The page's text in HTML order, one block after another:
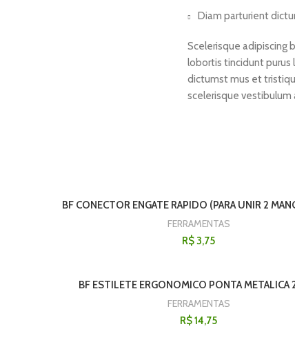
Diam parturient
Scelerisque adipiscing
lobortis tincidunt purus
dictumst mus et
scelerisque
BF CONECTOR ENGATE RAPIDO (PARA UNIR 2
FERRAMENTAS
R$3,75
BF ESTILETE ERGONOMICO PONTA METALICA
FERRAMENTAS
R$14,75